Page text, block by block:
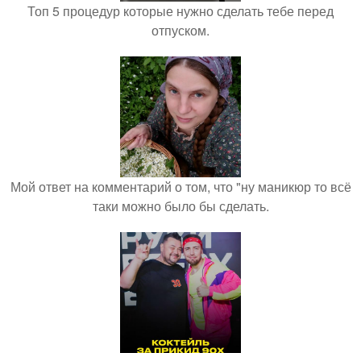
Топ 5 процедур которые нужно сделать тебе перед
отпуском.
Мой ответ на комментарий о том, что "ну маникюр то всё
таки можно было бы сделать.